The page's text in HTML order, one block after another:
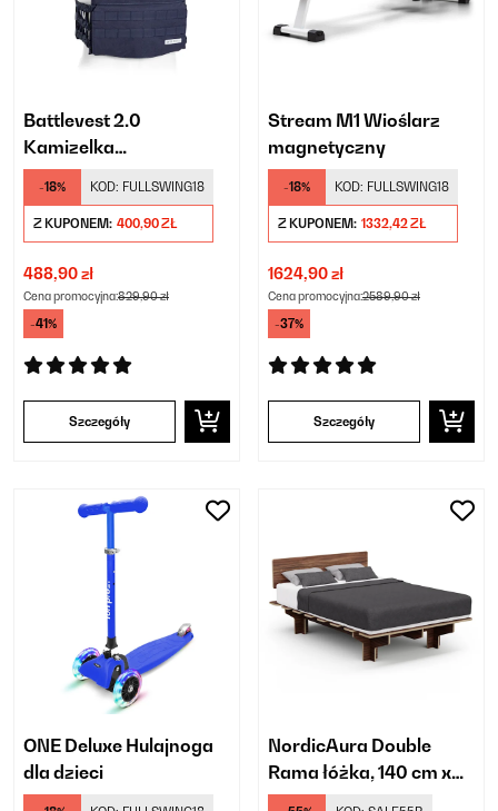
Battlevest 2.0
Kamizelka
obciążeniowa
-18% KOD: FULLSWING18
Z KUPONEM: 400,90 ZŁ
488,90 zł
Cena promocyjna:829,90 zł
-41%
Szczegóły
Stream M1 Wioślarz
magnetyczny
-18% KOD: FULLSWING18
Z KUPONEM: 1332,42 ZŁ
1624,90 zł
Cena promocyjna:2589,90 zł
-37%
Szczegóły
ONE Deluxe Hulajnoga
dla dzieci
NordicAura Double
Rama łóżka, 140 cm x
200 cm